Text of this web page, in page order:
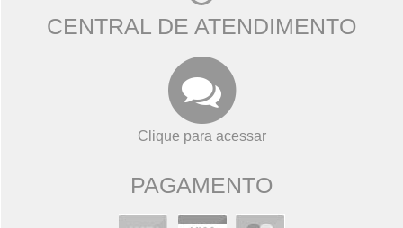
CENTRAL DE ATENDIMENTO
Clique para acessar
PAGAMENTO